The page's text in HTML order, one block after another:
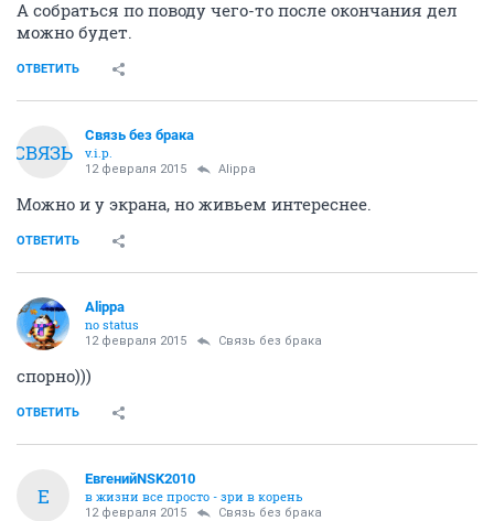
А собраться по поводу чего-то после окончания дел
можно будет.
ОТВЕТИТЬ
СВЯЗЬ
Связь без брака
v.i.p.
12 февраля 2015 Alippa
Можно и у экрана, но живьем интереснее.
ОТВЕТИТЬ
Alippa
no status
12 февраля 2015 Связь без брака
спорно)))
ОТВЕТИТЬ
Е
ЕвгенийNSK2010
в жизни все просто - зри в корень
12 февраля 2015 Связь без брака